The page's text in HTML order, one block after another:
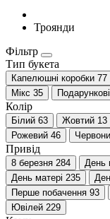
Троянди
Фільтр
Тип букета
Капелюшні коробки 77
Мікс 35
Колір
Білий 63 Жовтий 13
Рожевий 46
Привід
8 березня 284 День
День матері 235
Перше побачення 93
Ювілей 229